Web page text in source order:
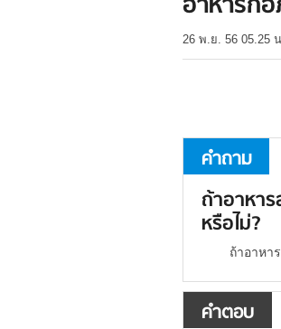
26 พ.ย. 56 05.25
คำถาม
ถ้าอาหา
หรือไม่?
ถ้าอาหา
คำตอบ